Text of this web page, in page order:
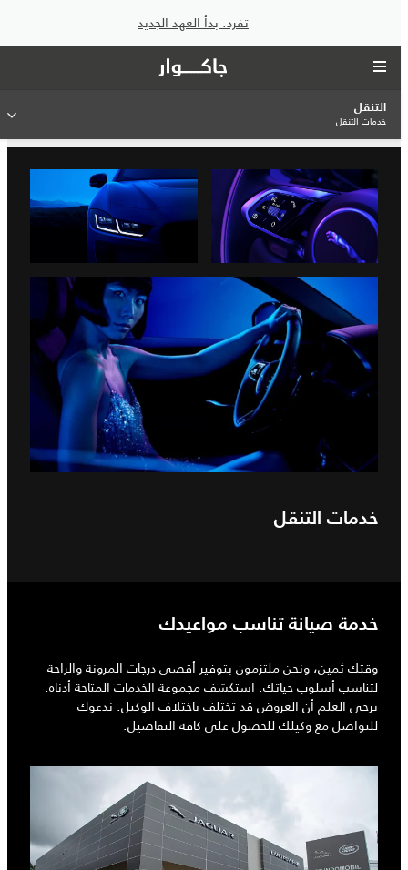
تفرد. بدأ العهد الجديد
التنقل
خدمات التنقل
خدمات التنقل
خدمة صيانة تناسب مواعيدك
وقتك ثمين، ونحن ملتزمون بتوفير أقصى درجات المرونة والراحة
لتناسب أسلوب حياتك. استكشف مجموعة الخدمات المتاحة أدناه.
يرجى العلم أن العروض قد تختلف باختلاف الوكيل. ندعوك
للتواصل مع وكيلك للحصول على كافة التفاصيل.